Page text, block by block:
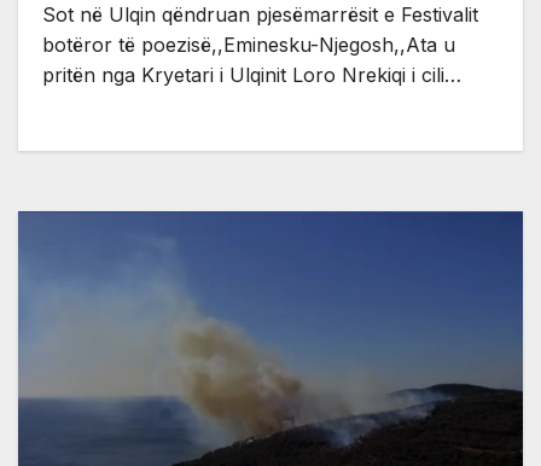
Sot në Ulqin qëndruan pjesëmarrësit e Festivalit
botëror të poezisë,,Eminesku-Njegosh,,Ata u
pritën nga Kryetari i Ulqinit Loro Nrekiqi i cili…